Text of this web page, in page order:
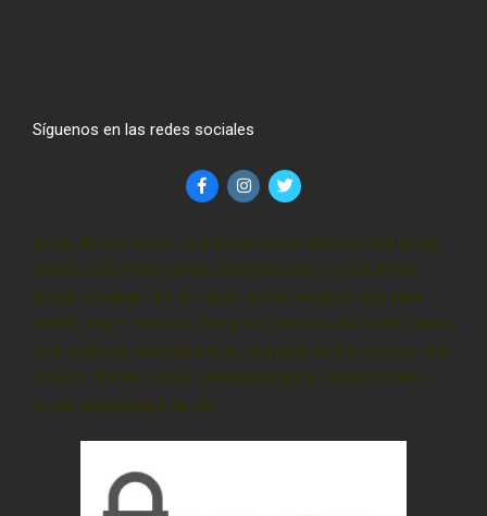
Síguenos en las redes sociales
gotas de cbd precio, cbd gotas precio méxico, cbd gotas
precio, cbd precio, gotas cbd precio, aceite cbd precio,
donde comprar cbd en cdmx, donde comprar cbd para
dormir, cbd – comprar, cbd gotas méxico, cbd cdmx, pluma
cbd, gotas de cannabi precio, cbd para dormir méxico, cbd
mexico, cbd oil precio, cannabidiol gotas precio méxico,
gotas sublinguales de cbd